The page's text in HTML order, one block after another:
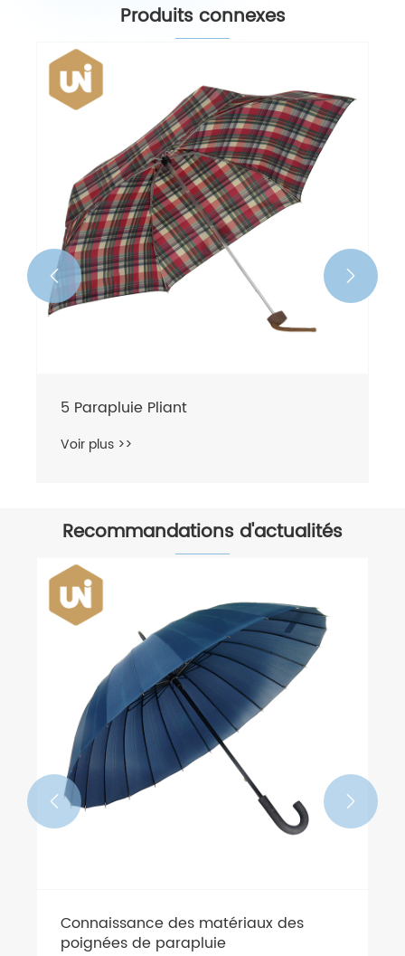
Produits connexes
5 Parapluie Pliant
Voir plus >>
 
Recommandations d'actualités
Connaissance des matériaux des
poignées de parapluie
 